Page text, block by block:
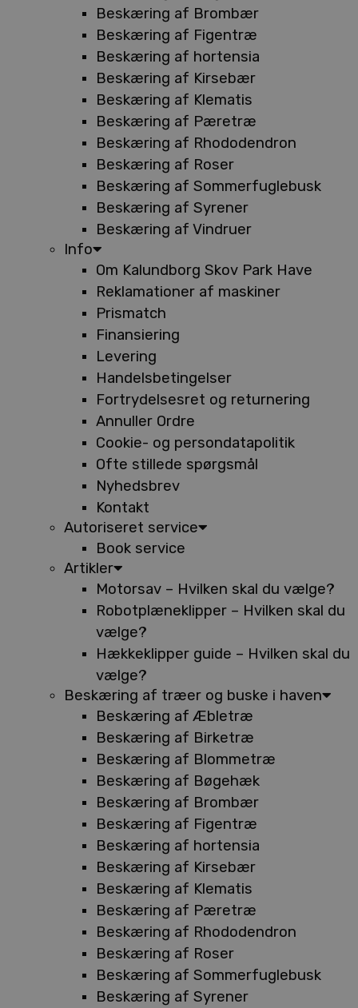
Beskæring af Brombær
Beskæring af Figentræ
Beskæring af hortensia
Beskæring af Kirsebær
Beskæring af Klematis
Beskæring af Pæretræ
Beskæring af Rhododendron
Beskæring af Roser
Beskæring af Sommerfuglebusk
Beskæring af Syrener
Beskæring af Vindruer
Info
Om Kalundborg Skov Park Have
Reklamationer af maskiner
Prismatch
Finansiering
Levering
Handelsbetingelser
Fortrydelsesret og returnering
Annuller Ordre
Cookie- og persondatapolitik
Ofte stillede spørgsmål
Nyhedsbrev
Kontakt
Autoriseret service
Book service
Artikler
Motorsav – Hvilken skal du vælge?
Robotplæneklipper – Hvilken skal du
vælge?
Hækkeklipper guide – Hvilken skal du
vælge?
Beskæring af træer og buske i haven
Beskæring af Æbletræ
Beskæring af Birketræ
Beskæring af Blommetræ
Beskæring af Bøgehæk
Beskæring af Brombær
Beskæring af Figentræ
Beskæring af hortensia
Beskæring af Kirsebær
Beskæring af Klematis
Beskæring af Pæretræ
Beskæring af Rhododendron
Beskæring af Roser
Beskæring af Sommerfuglebusk
Beskæring af Syrener